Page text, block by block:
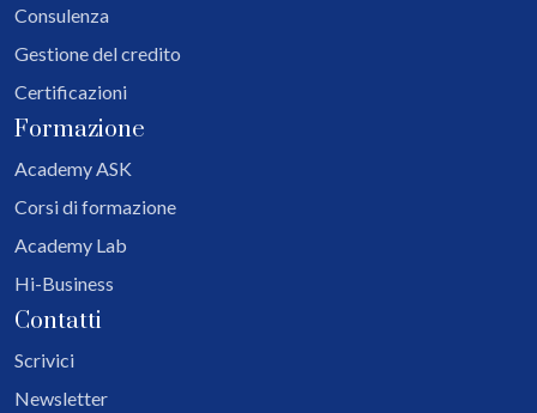
Consulenza
Gestione del credito
Certificazioni
Formazione
Academy ASK
Corsi di formazione
Academy Lab
Hi-Business
Contatti
Scrivici
Newsletter